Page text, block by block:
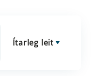
Ítarleg leit